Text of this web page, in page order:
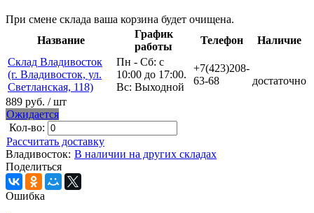
При смене склада ваша корзина будет очищена.
Название
График
работы
Телефон
Наличие
Склад Владивосток
(г. Владивосток, ул.
Светланская, 118)
Пн - Сб: с
10:00 до 17:00.
Вс: Выходной
+7(423)208-
63-68
достаточно
889 руб. / шт
Ожидается
Кол-во:
Рассчитать доставку
Владивосток: В наличии на других складах
Поделиться
Ошибка